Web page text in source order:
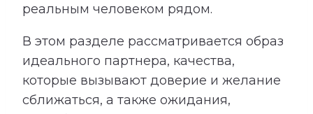
реальным человеком рядом.
В этом разделе рассматривается образ
идеального партнера, качества,
которые вызывают доверие и желание
сближаться, а также ожидания,